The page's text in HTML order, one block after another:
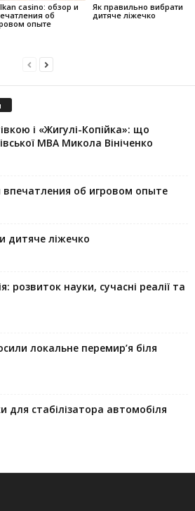
casino: обзор и
об
опыте
Як правильно вибрати
дитяче ліжечко
і «Жигулі-Копійка»: що
МВА Микола Вініченко
впечатления об игровом опыте
дитяче ліжечко
розвиток науки, сучасні реалії та
локальне перемир’я біля
для стабілізатора автомобіля